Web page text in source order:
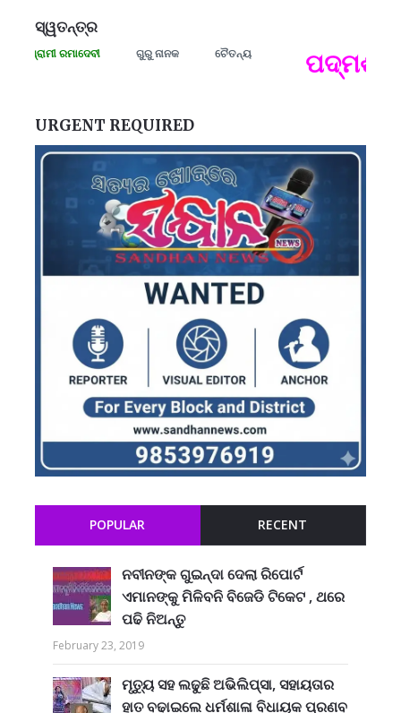
ସ୍ୱତନ୍ତ୍ର
ରମାଦେବୀ ଗୁରୁ ନାନକ ଚୈତନ୍ୟ ପଦ୍ମଶ୍ରୀ
URGENT REQUIRED
POPULAR RECENT
ନବୀନଙ୍କ ଗୁଇନ୍ଦା ଦେଲା ରିପୋର୍ଟ
ଏମାନଙ୍କୁ ମିଳିବନି ବିଜେଡି ଟିକେଟ , ଥରେ
ପଢି ନିଅନ୍ତୁ
February 23, 2019
ମୃତ୍ୟୁ ସହ ଲଢୁଛି ଅଭିଲିପ୍ସା, ସହାୟତାର
ହାତ ବଢାଇଲେ ଧର୍ମଶାଳା ବିଧାୟକ ପ୍ରଣବ